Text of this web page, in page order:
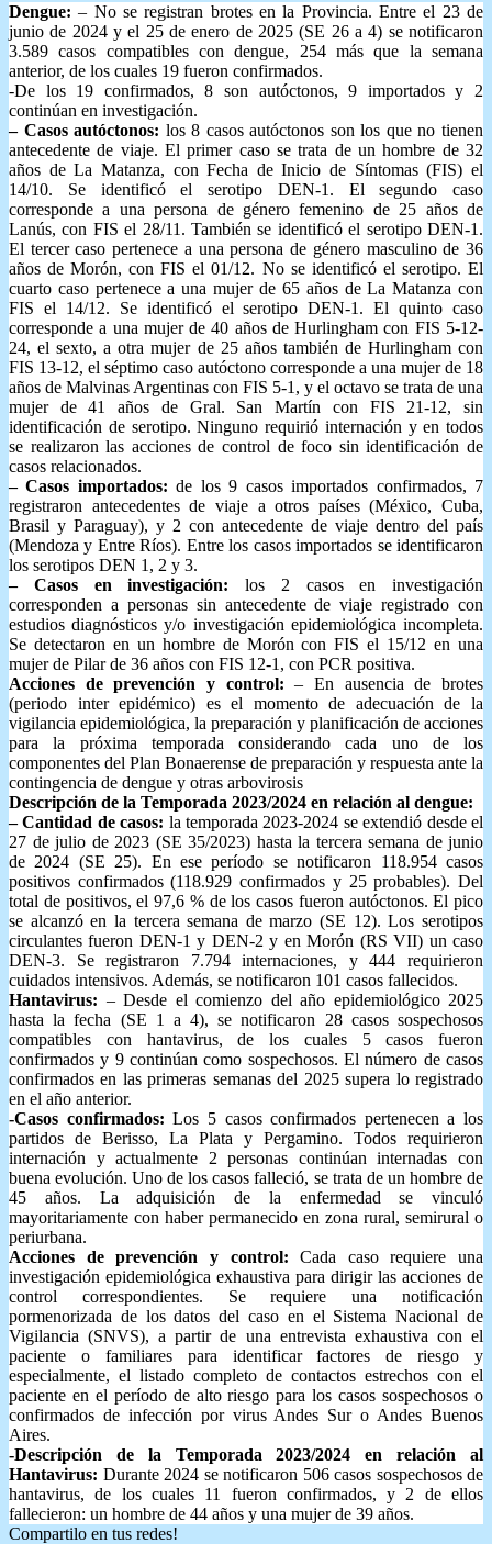
Dengue:– No se registran brotes en la Provincia. Entre el 23 de
junio de 2024 y el 25 de enero de 2025 (SE 26 a 4) se notificaron
3.589 casos compatibles con dengue, 254 más que la semana
anterior, de los cuales 19 fueron confirmados.
-De los 19 confirmados, 8 son autóctonos, 9 importados y 2
continúan en investigación.
– Casos autóctonos: los 8 casos autóctonos son los que no tienen
antecedente de viaje. El primer caso se trata de un hombre de 32
años de La Matanza, con Fecha de Inicio de Síntomas (FIS) el
14/10. Se identificó el serotipo DEN-1. El segundo caso
corresponde a una persona de género femenino de 25 años de
Lanús, con FIS el 28/11. También se identificó el serotipo DEN-1.
El tercer caso pertenece a una persona de género masculino de 36
años de Morón, con FIS el 01/12. No se identificó el serotipo. El
cuarto caso pertenece a una mujer de 65 años de La Matanza con
FIS el 14/12. Se identificó el serotipo DEN-1. El quinto caso
corresponde a una mujer de 40 años de Hurlingham con FIS 5-12-
24, el sexto, a otra mujer de 25 años también de Hurlingham con
FIS 13-12, el séptimo caso autóctono corresponde a una mujer de 18
años de Malvinas Argentinas con FIS 5-1, y el octavo se trata de una
mujer de 41 años de Gral. San Martín con FIS 21-12, sin
identificación de serotipo. Ninguno requirió internación y en todos
se realizaron las acciones de control de foco sin identificación de
casos relacionados.
– Casos importados: de los 9 casos importados confirmados, 7
registraron antecedentes de viaje a otros países (México, Cuba,
Brasil y Paraguay), y 2 con antecedente de viaje dentro del país
(Mendoza y Entre Ríos). Entre los casos importados se identificaron
los serotipos DEN 1, 2 y 3.
– Casos en investigación: los 2 casos en investigación
corresponden a personas sin antecedente de viaje registrado con
estudios diagnósticos y/o investigación epidemiológica incompleta.
Se detectaron en un hombre de Morón con FIS el 15/12 en una
mujer de Pilar de 36 años con FIS 12-1, con PCR positiva.
Acciones de prevención y control:– En ausencia de brotes
(periodo inter epidémico) es el momento de adecuación de la
vigilancia epidemiológica, la preparación y planificación de acciones
para la próxima temporada considerando cada uno de los
componentes del Plan Bonaerense de preparación y respuesta ante la
contingencia de dengue y otras arbovirosis
Descripción de la Temporada 2023/2024 en relación al dengue:
– Cantidad de casos: la temporada 2023-2024 se extendió desde el
27 de julio de 2023 (SE 35/2023) hasta la tercera semana de junio
de 2024 (SE 25). En ese período se notificaron 118.954 casos
positivos confirmados (118.929 confirmados y 25 probables). Del
total de positivos, el 97,6 % de los casos fueron autóctonos. El pico
se alcanzó en la tercera semana de marzo (SE 12). Los serotipos
circulantes fueron DEN-1 y DEN-2 y en Morón (RS VII) un caso
DEN-3.
Se registraron 7.794 internaciones, y 444 requirieron
cuidados intensivos. Además, se notificaron 101 casos fallecidos.
Hantavirus: – Desde el comienzo del año epidemiológico 2025
hasta la fecha (SE 1 a 4), se notificaron 28 casos sospechosos
compatibles con hantavirus, de los cuales 5 casos fueron
confirmados y 9 continúan como sospechosos. El número de casos
confirmados en las primeras semanas del 2025 supera lo registrado
en el año anterior.
-Casos confirmados: Los 5 casos confirmados pertenecen a los
partidos de Berisso, La Plata y Pergamino. Todos requirieron
internación y actualmente 2 personas continúan internadas con
buena evolución. Uno de los casos falleció, se trata de un hombre de
45 años. La adquisición de la enfermedad se vinculó
mayoritariamente con haber permanecido en zona rural, semirural o
periurbana.
Acciones de prevención y control:Cada caso requiere una
investigación epidemiológica exhaustiva para dirigir las acciones de
control correspondientes. Se requiere una notificación
pormenorizada de los datos del caso en el Sistema Nacional de
Vigilancia (SNVS), a partir de una entrevista exhaustiva con el
paciente o familiares para identificar factores de riesgo y
especialmente, el listado completo de contactos estrechos con el
paciente en el período de alto riesgo para los casos sospechosos o
confirmados de infección por virus Andes Sur o Andes Buenos
Aires.
-Descripción de la Temporada 2023/2024 en relación al
Hantavirus: Durante 2024 se notificaron 506 casos sospechosos de
hantavirus, de los cuales 11 fueron confirmados, y 2 de ellos
fallecieron: un hombre de 44 años y una mujer de 39 años.
Compartilo en tus redes!